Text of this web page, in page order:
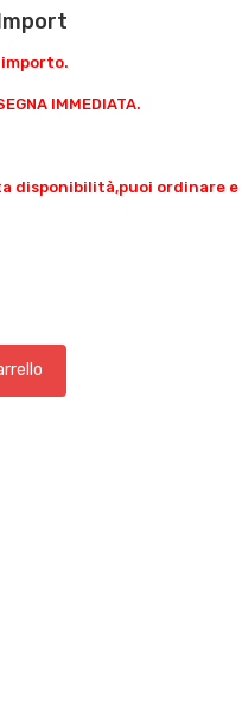
importo.
IMMEDIATA.
disponibilità,puoi ordinare e